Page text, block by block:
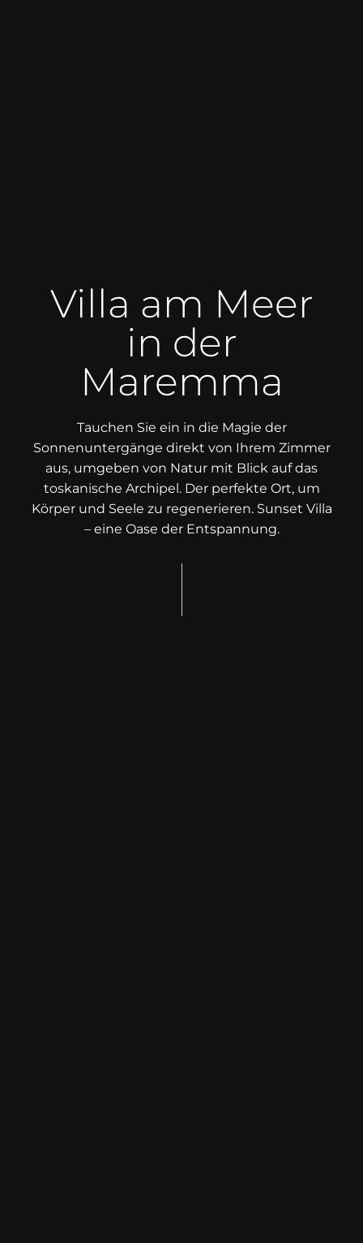
Villa am Meer
in der
Maremma
Tauchen Sie ein in die Magie der
Sonnenuntergänge direkt von Ihrem Zimmer
aus, umgeben von Natur mit Blick auf das
toskanische Archipel. Der perfekte Ort, um
Körper und Seele zu regenerieren. Sunset Villa
– eine Oase der Entspannung.